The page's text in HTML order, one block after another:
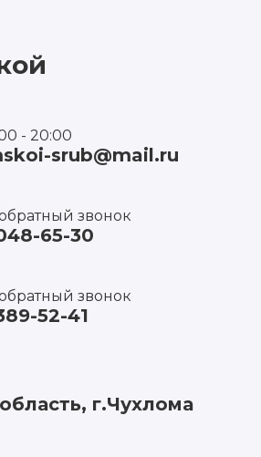
- 20:00
srub@mail.ru
звонок
65-30
звонок
52-41
г.Чухлома